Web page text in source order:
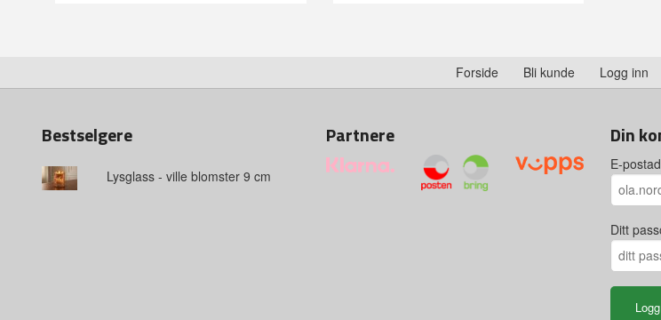
Forside Bli kunde Logg inn
Bestselgere
Lysglass - ville blomster 9 cm
Partnere Din
E-
Ditt